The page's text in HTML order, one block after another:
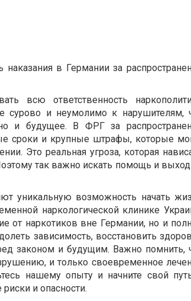
в Германии за
всю ответственность
сурово и неумолимо к нарушителям,
и будущее. В ФРГ за
сроки и крупные штрафы, которые
Это реальная угроза, которая
так важно искать помощь и
уникальную возможность начать
наркологической клинике
от наркотиков вне Германии, но и
зависимость, восстановить
законом и будущим. Важно помнить,
и только своевременное
нашему опыту и начните свой
и опасности.